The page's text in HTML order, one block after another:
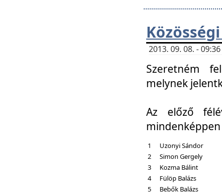
2013. 09. 08. -
Szeretném
melynek
Az előző
1
Uzonyi Sándor
2
Simon Gergely
3
Kozma Bálint
4
Fülöp Balázs
5
Bebők Balázs